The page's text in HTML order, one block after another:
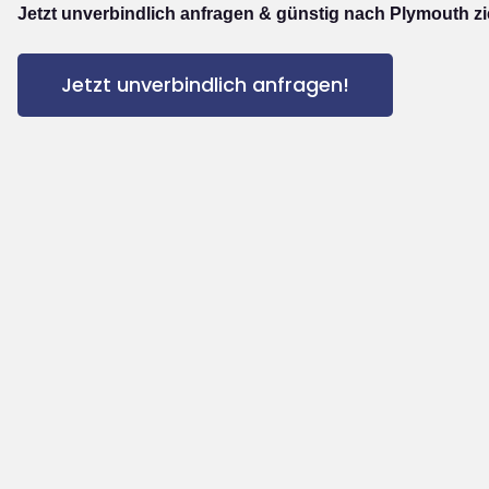
Jetzt unverbindlich anfragen & günstig nach Plymouth
Jetzt unverbindlich anfragen!